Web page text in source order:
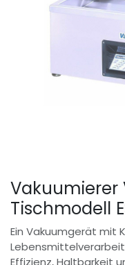
Vakuumierer
Tischmodell
Ein Vakuumgerät mit
Effizienz, Haltbarkeit